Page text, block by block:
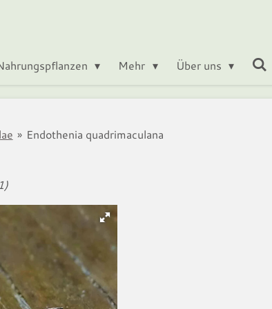
Mehr Über uns
» Endothenia quadrimaculana